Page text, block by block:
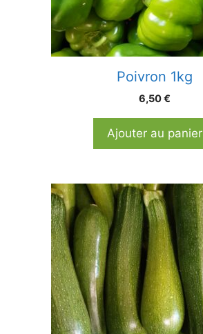
Poivron 1kg
6,50€
Ajouter au panier